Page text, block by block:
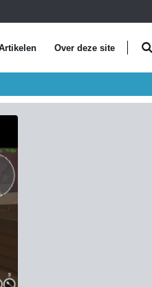
Over deze site